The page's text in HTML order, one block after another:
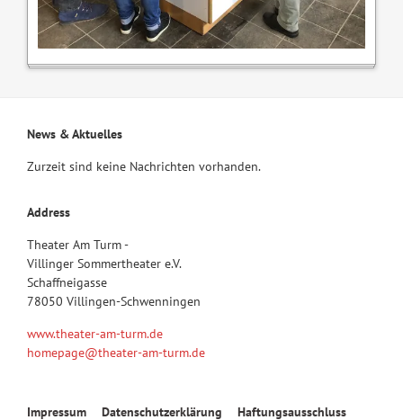
News & Aktuelles
Zurzeit sind keine Nachrichten vorhanden.
Address
Theater Am Turm -
Villinger Sommertheater e.V.
Schaffneigasse
78050 Villingen-Schwenningen
www.theater-am-turm.de
homepage@theater-am-turm.de
Navigation
Impressum Datenschutzerklärung Haftungsausschluss